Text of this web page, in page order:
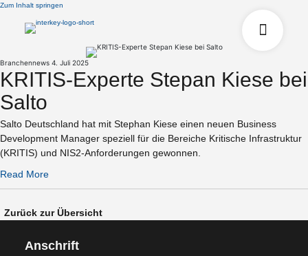
Zum Inhalt springen
Branchennews 4. Juli 2025
KRITIS-Experte Stepan Kiese bei
Salto
Salto Deutschland hat mit Stephan Kiese einen neuen Business
Development Manager speziell für die Bereiche Kritische Infrastruktur
(KRITIS) und NIS2-Anforderungen gewonnen.
Read More
Zurück zur Übersicht
Anschrift